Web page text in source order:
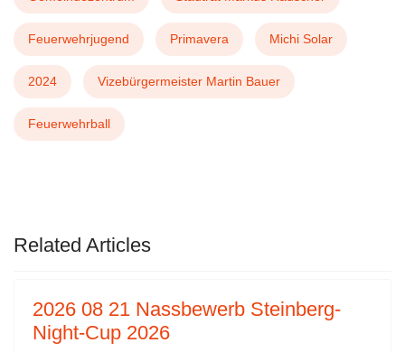
Feuerwehrjugend Primavera Michi Solar
2024 Vizebürgermeister Martin Bauer
Feuerwehrball
Related Articles
2026 08 21 Nassbewerb Steinberg-
Night-Cup 2026